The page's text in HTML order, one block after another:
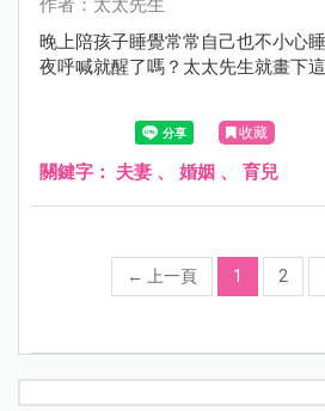
晚上陪孩子睡覺常常自己也不小心
夜呼喊就醒了嗎？太太先生就畫下這
收藏
關鍵字： 夫妻 、 婚姻 、 育兒
← 上一頁 1 2